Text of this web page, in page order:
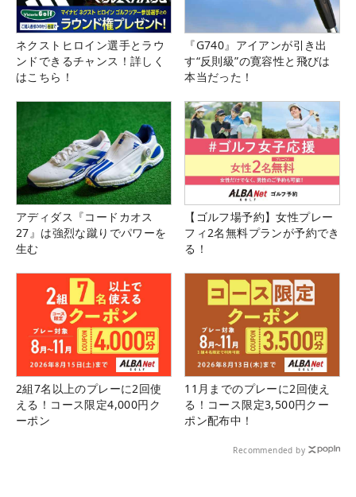
ネクストヒロイン選手とラウ
ンドできるチャンス！詳しく
はこちら！
『G740』アイアンが引き出
す“反則級”の寛容性と飛びは
本当だった！
アディダス『コードカオス
27』は強烈な蹴りでパワーを
生む
【ゴルフ場予約】女性プレー
フィ2名無料プランが予約でき
る！
2組7名以上のプレーに2回使
える！コース限定4,000円ク
ーポン
11月までのプレーに2回使え
る！コース限定3,500円クー
ポン配布中！
Recommended by